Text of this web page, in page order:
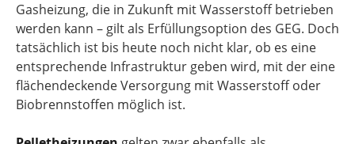
Gasheizung, die in Zukunft mit Wasserstoff betrieben
werden kann – gilt als Erfüllungsoption des GEG. Doch
tatsächlich ist bis heute noch nicht klar, ob es eine
entsprechende Infrastruktur geben wird, mit der eine
flächendeckende Versorgung mit Wasserstoff oder
Biobrennstoffen möglich ist.